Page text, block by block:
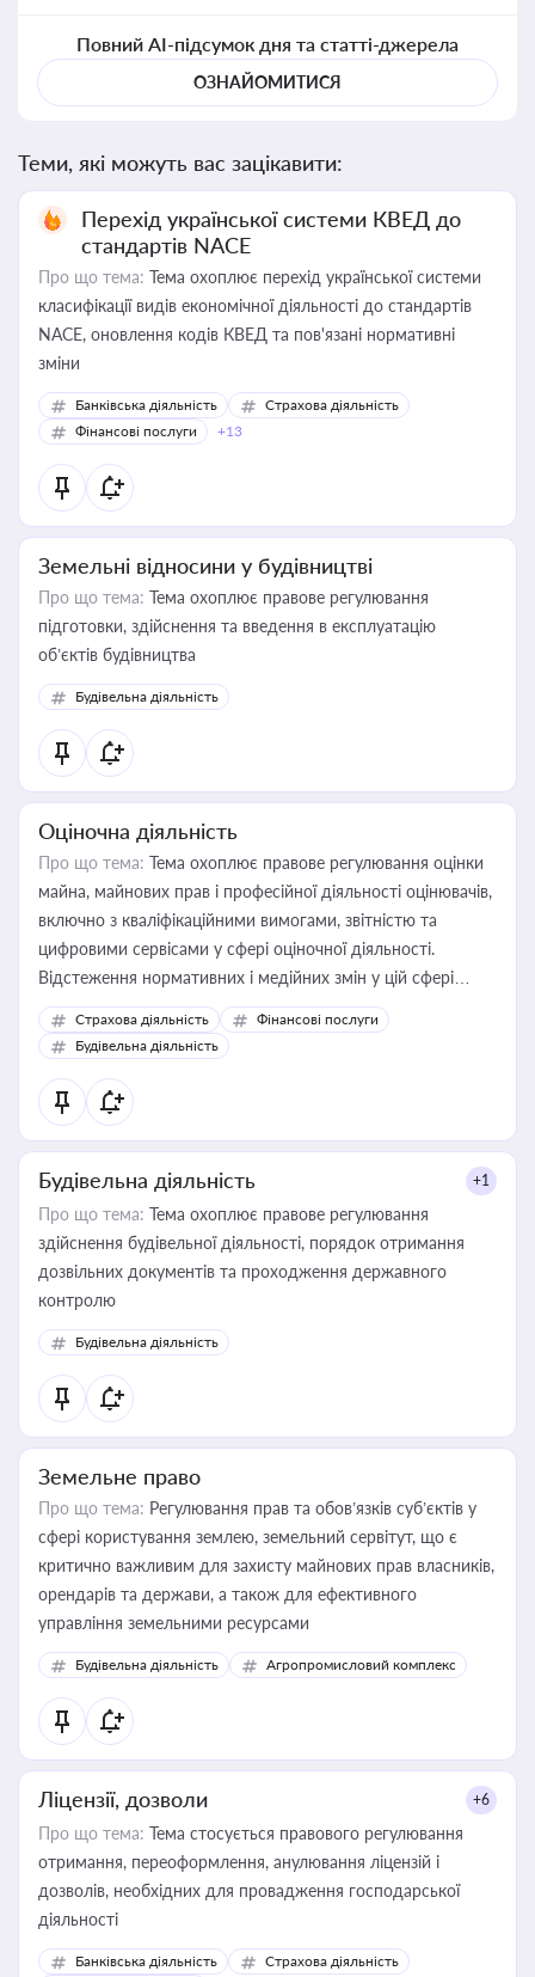
Повний AI-підсумок дня та статті-джерела
ОЗНАЙОМИТИСЯ
Теми, які можуть вас зацікавити:
Перехід української системи КВЕД до
стандартів NACE
Про що тема: Тема охоплює перехід української системи
класифікації видів економічної діяльності до стандартів
NACE, оновлення кодів КВЕД та пов'язані нормативні
зміни
Банківська діяльність
Страхова діяльність
Фінансові послуги
+13
Земельні відносини у будівництві
Про що тема: Тема охоплює правове регулювання
підготовки, здійснення та введення в експлуатацію
об’єктів будівництва
Будівельна діяльність
Оціночна діяльність
Про що тема: Тема охоплює правове регулювання оцінки
майна, майнових прав і професійної діяльності оцінювачів,
включно з кваліфікаційними вимогами, звітністю та
цифровими сервісами у сфері оціночної діяльності.
Відстеження нормативних і медійних змін у цій сфері
корисне для власника бізнесу, керівника, юриста або
бухгалтера під час оподаткування, приватизації, оренди
державного майна, корпоративних угод і перевірки
статусу суб'єктів оціночної діяльності
Страхова діяльність
Фінансові послуги
Будівельна діяльність
Будівельна діяльність +1
Про що тема: Тема охоплює правове регулювання
здійснення будівельної діяльності, порядок отримання
дозвільних документів та проходження державного
контролю
Будівельна діяльність
Земельне право
Про що тема: Регулювання прав та обов’язків суб’єктів у
сфері користування землею, земельний сервітут, що є
критично важливим для захисту майнових прав власників,
орендарів та держави, а також для ефективного
управління земельними ресурсами
Будівельна діяльність Агропромисловий комплекс
Ліцензії, дозволи +6
Про що тема: Тема стосується правового регулювання
отримання, переоформлення, анулювання ліцензій і
дозволів, необхідних для провадження господарської
діяльності
Банківська діяльність
Страхова діяльність